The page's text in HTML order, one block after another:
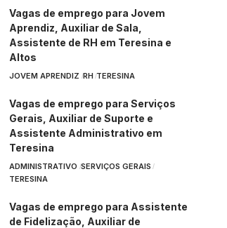
Vagas de emprego para Jovem
Aprendiz, Auxiliar de Sala,
Assistente de RH em Teresina e
Altos
JOVEM APRENDIZ RH TERESINA
Vagas de emprego para Serviços
Gerais, Auxiliar de Suporte e
Assistente Administrativo em
Teresina
ADMINISTRATIVO SERVIÇOS GERAIS
TERESINA
Vagas de emprego para Assistente
de Fidelização, Auxiliar de